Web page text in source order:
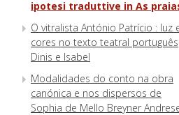
ipotesi traduttive in As
O vitralista António Patrício : luz
cores no texto teatral português
Dinis e Isabel
Modalidades do conto na obra
canónica e nos dispersos de
Sophia de Mello Breyner